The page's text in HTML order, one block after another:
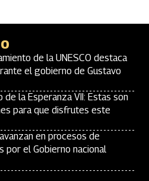
de la UNESCO destaca
el gobierno de Gustavo
la Esperanza VII: Estas son
para que disfrutes este
en procesos de
por el Gobierno nacional